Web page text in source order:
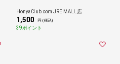
HonyaClub.com JRE MALL店
1,500 円 (税込)
39ポイント